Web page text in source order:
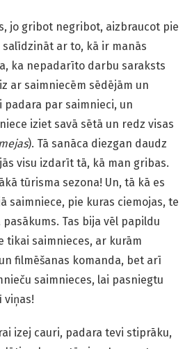
jo gribot negribot, aizbraucot pie
ar to, kā ir manās
ka nepadarīto darbu saraksts
ar saimniecēm sēdējām un
padara par saimnieci, un
iziet savā sētā un redz visas
). Tā sanāca diezgan daudz
visu izdarīt tā, kā man gribas.
tūrisma sezona! Un, tā kā es
saimniece, pie kuras ciemojas, te
Tas bija vēl papildu
tikai saimnieces, ar kurām
filmēšanas komanda, bet arī
saimnieces, lai pasniegtu
viņas!
izej cauri, padara tevi stiprāku,